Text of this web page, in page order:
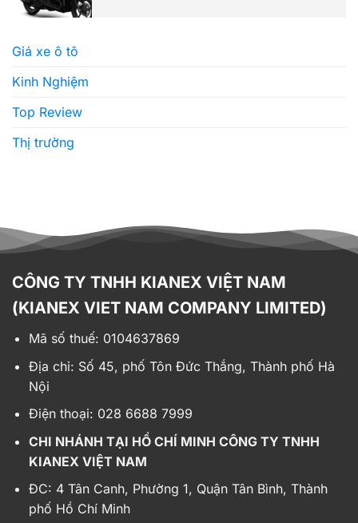
Giá xe ô tô
Kinh Nghiệm
Top Review
Thị trường
CÔNG TY TNHH KIANEX VIỆT NAM
(KIANEX VIET NAM COMPANY LIMITED)
Mã số thuế: 0104637869
Địa chỉ: Số 45, phố Tôn Đức Thắng, Thành phố Hà
Nội
Điện thoại: 028 6688 7999
CHI NHÁNH TẠI HỒ CHÍ MINH CÔNG TY TNHH
KIANEX VIỆT NAM
ĐC: 4 Tân Canh, Phường 1, Quận Tân Bình, Thành
phố Hồ Chí Minh